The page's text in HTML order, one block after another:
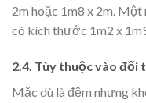
2m hoặc 1m8 x 2m.
có kích thước 1m2 x
2.4. Tùy thuộc vào đối
Mặc dù là đệm nhưng